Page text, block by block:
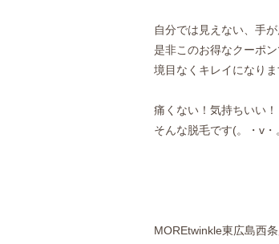
自分では見えない、手
是非このお得なクーポ
境目なくキレイになり
痛くない！気持ちいい！
そんな脱毛です(。・v・
MOREtwinkle東広島西